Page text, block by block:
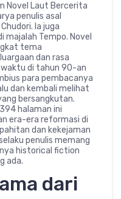
Novel Laut Bercerita
penulis asal
Ia juga
Tempo. Novel
tema
dan rasa
waktu di tahun 90-an
para pembacanya
dan kembali melihat
bersangkutan.
halaman ini
era-era reformasi di
dan kekejaman
penulis memang
historical fiction
ada.
dari